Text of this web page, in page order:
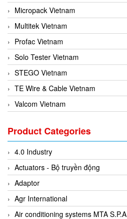
Micropack Vietnam
Multitek Vietnam
Profac Vietnam
Solo Tester Vietnam
STEGO Vietnam
TE Wire & Cable Vietnam
Valcom Vietnam
3CTEST Vietnam
4B VietNam Vietnam
ABB Vietnam
AC Infinity Vietnam
AC&E Telecommunications
AC&T Vietnam
Product Categories
4.0 Industry
Actuators - Bộ truyền động
Adaptor
Agr International
Air conditioning systems MTA S.P.A